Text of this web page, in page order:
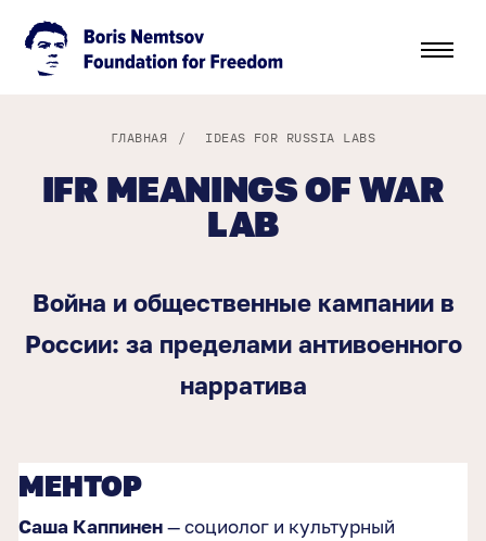
ГЛАВНАЯ / IDEAS FOR RUSSIA LABS
IFR MEANINGS OF WAR
LAB
Война и общественные кампании в
России: за пределами антивоенного
нарратива
МЕНТОР
Саша Каппинен— социолог и культурный